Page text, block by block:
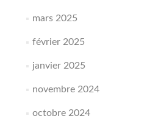
mars 2025
février 2025
janvier 2025
novembre 2024
octobre 2024